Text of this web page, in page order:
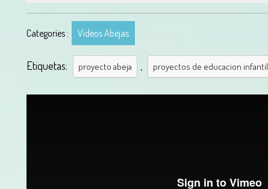
Categories : Vídeos Abejas
Etiquetas: proyecto abeja proyectos de educacion infantil